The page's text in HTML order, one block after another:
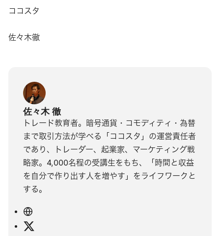
ココスタ
佐々木徹
佐々木 徹
トレード教育者。暗号通貨・コモディティ・為替
まで取引方法が学べる「ココスタ」の運営責任者
であり、トレーダー、起業家、マーケティング戦
略家。4,000名程の受講生をもち、「時間と収益
を自分で作り出す人を増やす」をライフワークと
する。
ウ
ェ